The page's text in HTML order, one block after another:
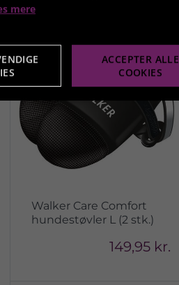
Walker Care Comfort
hundestøvler L (2 stk.)
149,95 kr.
mere
ACCEPTER ALLE
COOKIES